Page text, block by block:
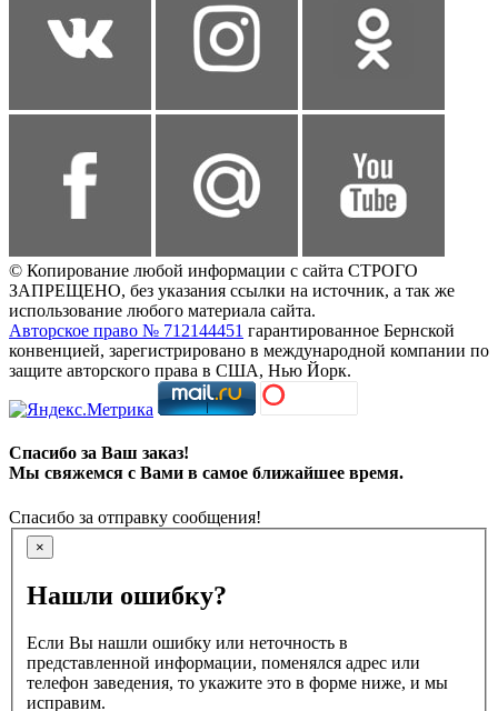
© Копирование любой информации с сайта СТРОГО
ЗАПРЕЩЕНО, без указания ссылки на источник, а так же
использование любого материала сайта.
Авторское право № 712144451 гарантированное Бернской
конвенцией, зарегистрировано в международной компании по
защите авторского права в США, Нью Йорк.
Спасибо за Ваш заказ!
Мы свяжемся с Вами в самое ближайшее время.
Спасибо за отправку сообщения!
×
Нашли ошибку?
Если Вы нашли ошибку или неточность в
представленной информации, поменялся адрес или
телефон заведения, то укажите это в форме ниже, и мы
исправим.